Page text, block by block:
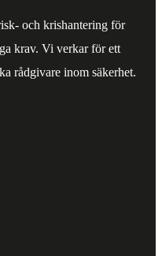
och krishantering för
krav. Vi verkar för ett
rådgivare inom säkerhet.